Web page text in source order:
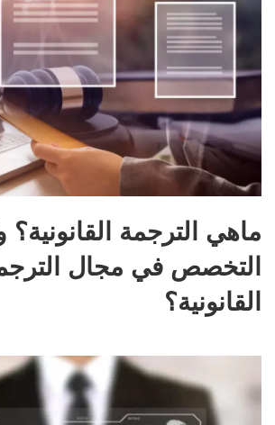
ماهي الترجمة القانونية؟
التخصص في مجال
القانونية؟